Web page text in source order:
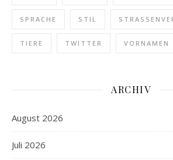
SPRACHE STIL
TIERE TWITTER VORNAMEN
ARCHIV
August 2026
Juli 2026